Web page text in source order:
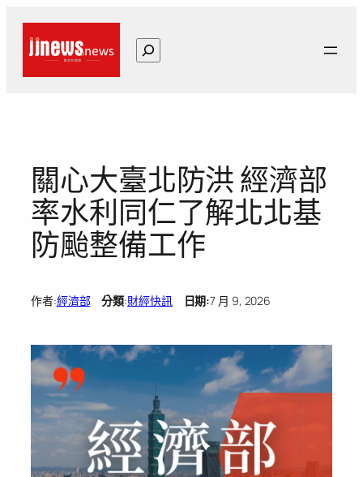
搜
尋
關心大臺北防洪 經濟部
率水利同仁了解北北基
防颱整備工作
作者:經濟部 分類:財經快訊 日期:7 月 9, 2026